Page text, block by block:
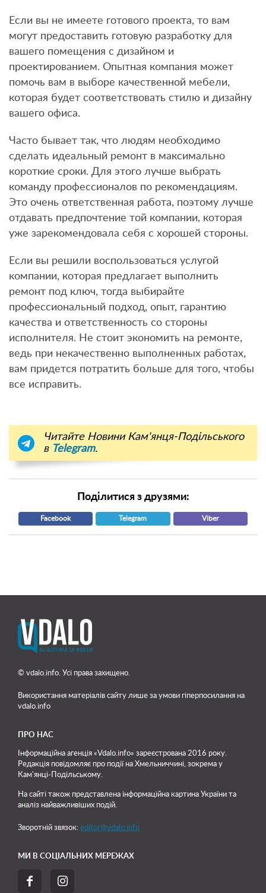
Если вы не имеете готового проекта, то вам
могут предоставить готовую разработку для
вашего помещения с дизайном и
проектированием. Опытная компания может
помочь вам в выборе качественной мебели,
которая будет соответствовать стилю и дизайну
вашего офиса.
Часто бывает так, что людям необходимо
сделать идеальный ремонт в максимально
короткие сроки. Для этого лучше выбрать
команду профессионалов по рекомендациям.
Это очень ответственная работа, поэтому лучше
отдавать предпочтение той компании, которая
уже зарекомендовала себя с хорошей стороны.
Если вы решили воспользоваться услугой
компании, которая предлагает выполнить
ремонт под ключ, тогда выбирайте
профессиональный подход, опыт, гарантию
качества и ответственность со стороны
исполнителя. Не стоит экономить на ремонте,
ведь при некачественно выполненных работах,
вам придется потратить больше для того, чтобы
все исправить.
Читайте Новини Кам'янця-Подільського
в Telegram.
Поділитися з друзями:
Facebook Telegram Viber
© vdalo.info. Усі права захищено.
Використання матеріалів сайту лише за умови гіперпосилання на
vdalo.info
ПРО НАС
Інформаційна агенція «Vdalo.info» зареєстрована 2016 року.
Редакція повідомляє про події на Хмельниччині, зокрема у
Кам'янці-Подільському.
На сайті також представлена інформаційна картина України та
аналіз найважливіших подій.
Зворотній звязок: editor@vdalo.info
МИ В СОЦІАЛЬНИХ МЕРЕЖАХ
 